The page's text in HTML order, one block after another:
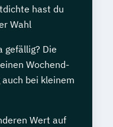
hast du
Wahl
gefällig? Die
Wochend-
bei kleinem
Wert auf